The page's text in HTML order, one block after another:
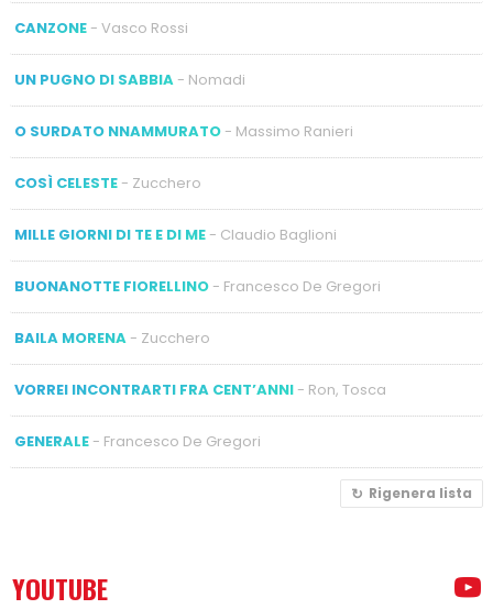
CANZONE- Vasco Rossi
UN PUGNO DI SABBIA- Nomadi
O SURDATO NNAMMURATO- Massimo Ranieri
COSÌ CELESTE- Zucchero
MILLE GIORNI DI TE E DI ME- Claudio Baglioni
BUONANOTTE FIORELLINO- Francesco De Gregori
BAILA MORENA- Zucchero
VORREI INCONTRARTI FRA CENT’ANNI- Ron, Tosca
GENERALE- Francesco De Gregori
Rigenera lista
YOUTUBE